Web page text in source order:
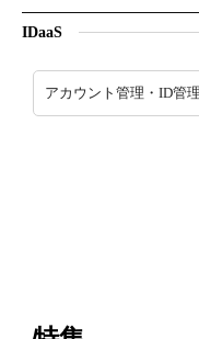
IDaaS
アカウント管理・ID管理